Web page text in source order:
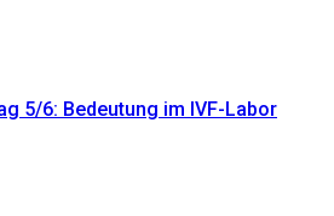
5/6: Bedeutung im IVF-Labor